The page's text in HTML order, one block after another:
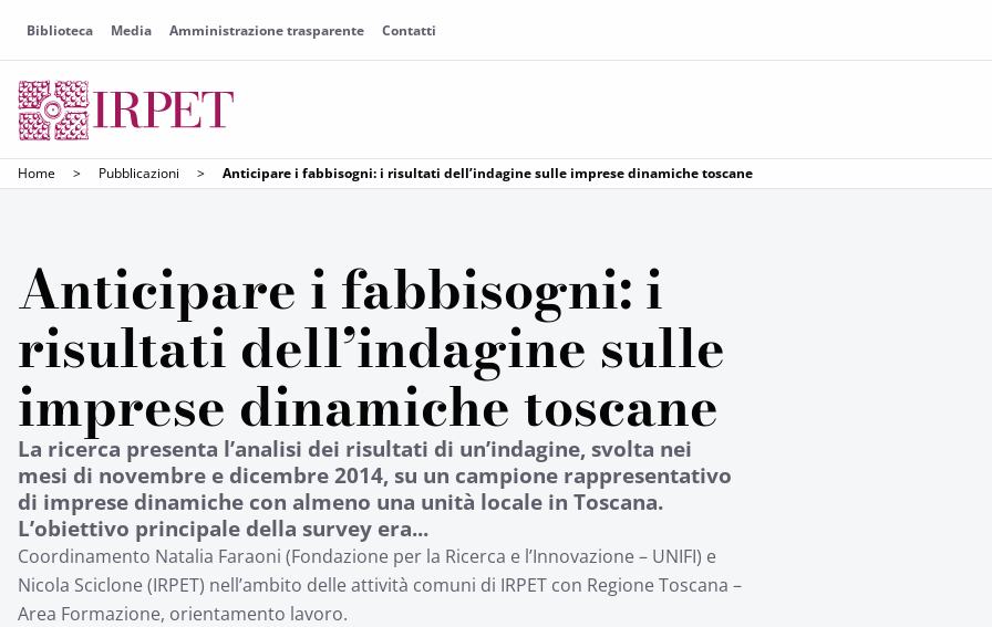
Biblioteca Media Amministrazione trasparente Contatti
Home > Pubblicazioni > Anticipare i fabbisogni: i risultati dell’indagine sulle imprese dinamiche toscane
Anticipare i fabbisogni: i
risultati dell’indagine sulle
imprese dinamiche toscane
La ricerca presenta l’analisi dei risultati di un’indagine, svolta nei
mesi di novembre e dicembre 2014, su un campione rappresentativo
di imprese dinamiche con almeno una unità locale in Toscana.
L’obiettivo principale della survey era...
Coordinamento Natalia Faraoni (Fondazione per la Ricerca e l’Innovazione – UNIFI) e
Nicola Sciclone (IRPET) nell’ambito delle attività comuni di IRPET con Regione Toscana –
Area Formazione, orientamento lavoro.